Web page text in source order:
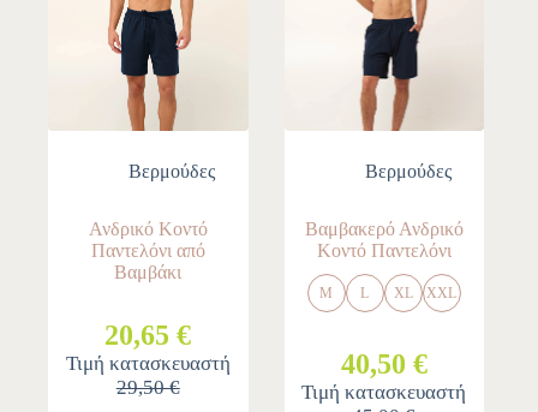
Βερμούδες
Ανδρικό Κοντό
Παντελόνι από
Βαμβάκι
20,65 €
Τιμή κατασκευαστή
29,50 €
Βερμούδες
Βαμβακερό Ανδρικό
Κοντό Παντελόνι
M L XL XXL
40,50 €
Τιμή κατασκευαστή